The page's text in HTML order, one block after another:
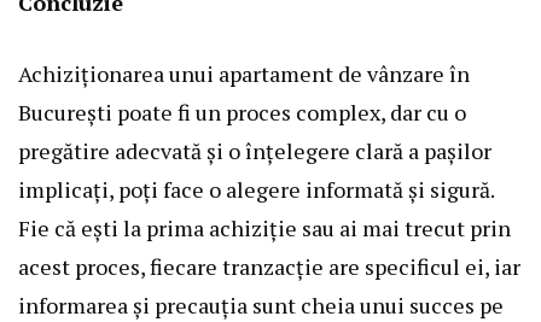
Achiziționarea unui apartament de vânzare în
București poate fi un proces complex, dar cu o
pregătire adecvată și o înțelegere clară a pașilor
implicați, poți face o alegere informată și sigură.
Fie că ești la prima achiziție sau ai mai trecut prin
acest proces, fiecare tranzacție are specificul ei, iar
informarea și precauția sunt cheia unui succes pe